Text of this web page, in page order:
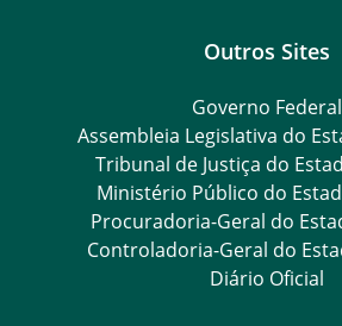
Outros Sites
Governo Federal
Assembleia Legislativa do
Tribunal de Justiça do
Ministério Público do
Procuradoria-Geral do
Controladoria-Geral do
Diário Oficial